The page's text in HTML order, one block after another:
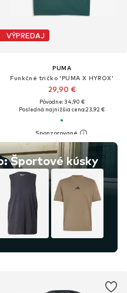
Športové kúsky
VÝPREDAJ
PUMA
Funkčné tričko 'PUMA X HYROX'
29,90 €
Pôvodne: 34,90 €
Posledná najnižšia cena:23,92 €